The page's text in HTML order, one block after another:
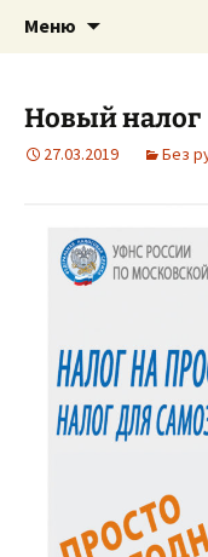
Меню
Новый налог
27.03.2019 Без